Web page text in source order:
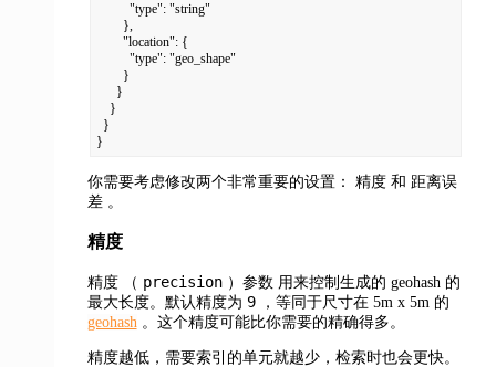
}
你需要考虑修改两个非常重要的设置： 精度和 距离误
差。
精度
精度（ precision）参数 用来控制生成的 geohash 的
最大长度。默认精度为 9，等同于尺寸在 5m x 5m 的
geohash 。这个精度可能比你需要的精确得多。
精度越低，需要索引的单元就越少，检索时也会更快。